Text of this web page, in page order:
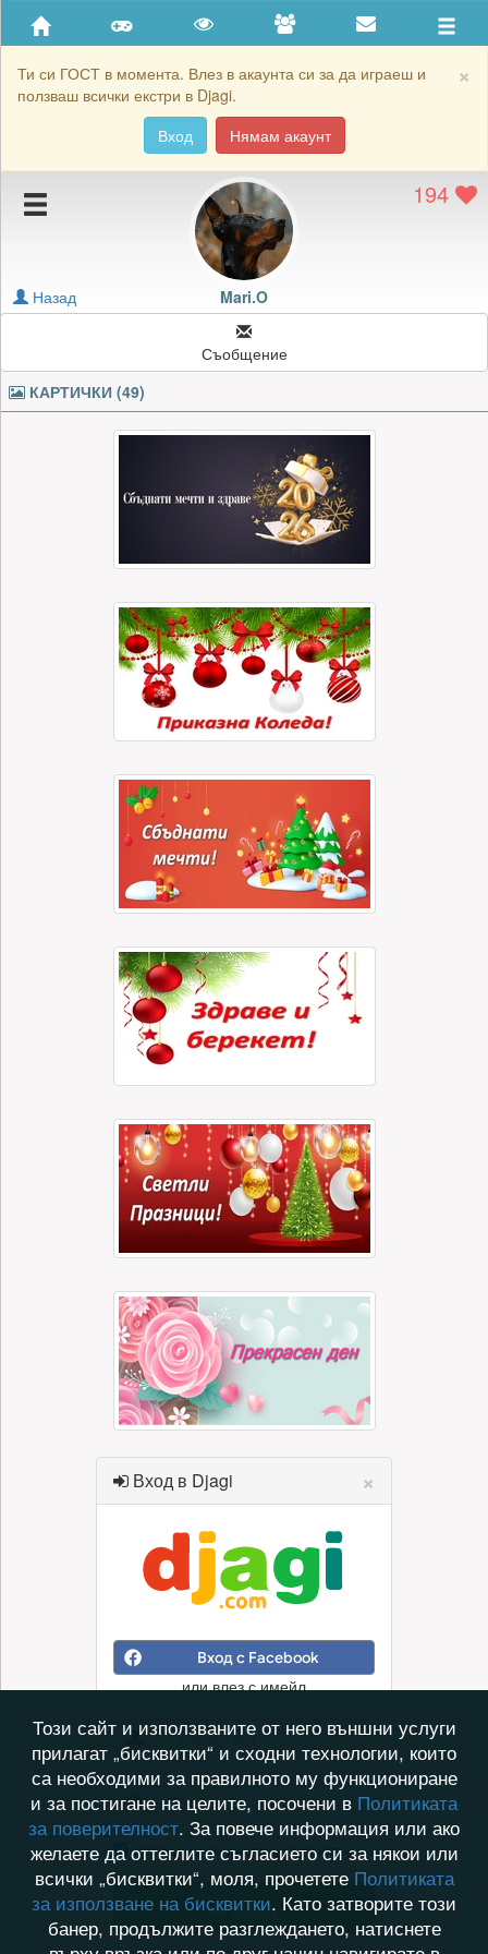
×
Ти си ГОСТ в момента. Влез в акаунта си за да играеш и
ползваш всички екстри в Djagi.
Вход
Нямам акаунт
Приятели
Хронология на игри
Подаръците на Mari.O
Картичките на Mari.O
Блокирай Mari.O
194
Mari.O
Назад
Съобщение
КАРТИЧКИ (49)
Вход в Djagi ×
Вход с Facebook
или влез с имейл
Запомни ме на този компютър
Вход
Този сайт и използваните от него външни услуги
прилагат „бисквитки“ и сходни технологии, които
са необходими за правилното му функциониране
и за постигане на целите, посочени в Политиката
за поверителност. За повече информация или ако
желаете да оттеглите съгласието си за някои или
всички „бисквитки“, моля, прочетете Политиката
за използване на бисквитки. Като затворите този
банер, продължите разглеждането, натиснете